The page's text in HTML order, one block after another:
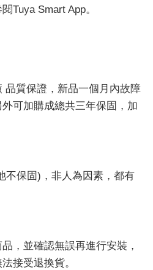
Tuya Smart App。
品質保證，新品一個月內故障
可加購成總共三年保固，加
不保固)，非人為因素，都有
，並確認無誤再進行安裝，
接受退換貨。